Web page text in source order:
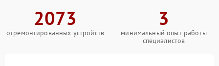
2073
отремонтированных устройств
3
минимальный опыт работы
специалистов